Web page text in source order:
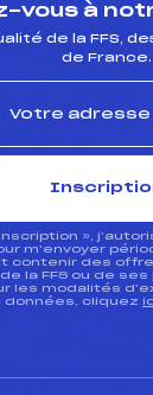
vous à
de la FFS,
de France.
»,
m’envoyer
contenir des
la FFS ou de ses
les modalités
données, cliquez